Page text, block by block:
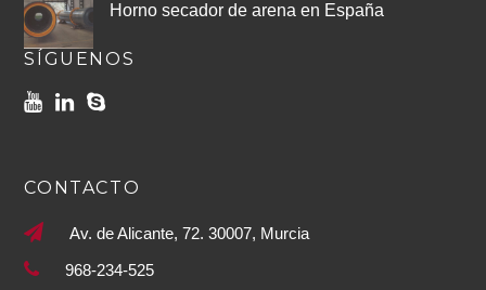
Horno secador de arena en España
SÍGUENOS
CONTACTO
Av. de Alicante, 72. 30007, Murcia
968-234-525